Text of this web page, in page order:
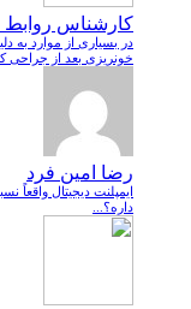
کارشناس
در بسیاری از موارد به
خونریزی بعد از جراحی
رضا امین فرد
ایمپلنت دیجیتال واقعاً
داره؟...